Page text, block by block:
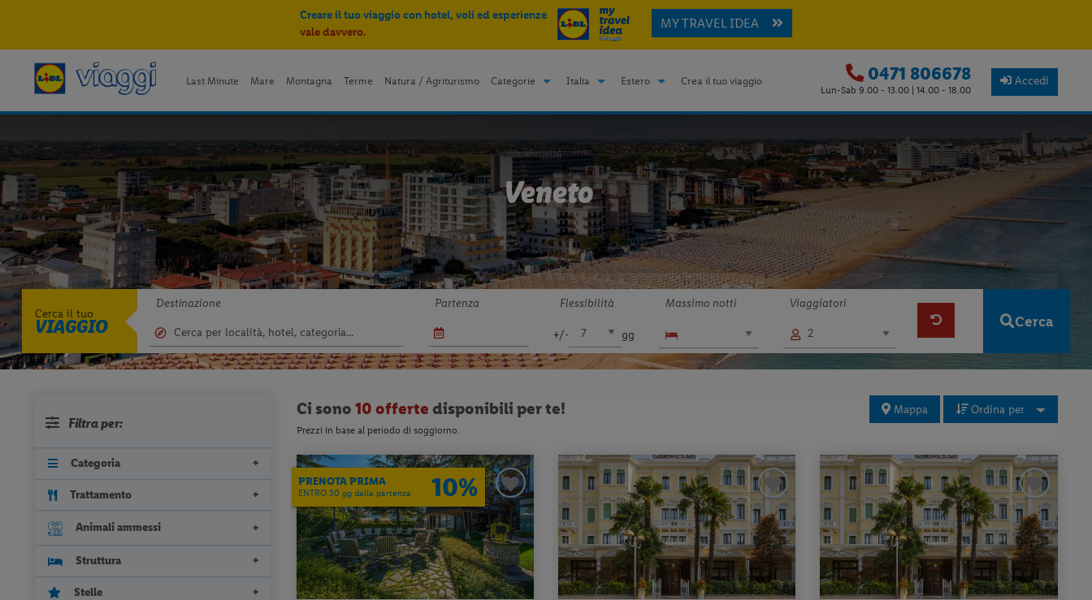
Creare il tuo viaggio con hotel, voli ed esperienze
vale davvero.
MY TRAVEL IDEA
Last Minute Mare Montagna Terme Natura / Agriturismo Categorie Italia Estero Crea il tuo viaggio 0471 806678
Lun-Sab 9.00 - 13.00 | 14.00 - 18.00
Accedi
Veneto
Cerca il tuo
VIAGGIO
Destinazione Partenza Flessibilità
+/- gg
Massimo notti Viaggiatori
Cerca
Filtra per:
Categoria
Trattamento
Animali ammessi
Struttura
Stelle
Ci sono 10 offerte disponibili per te!
Prezzi in base al periodo di soggiorno.
Mappa Ordina per
PRENOTA PRIMA
ENTRO 30 gg dalla partenza 10%